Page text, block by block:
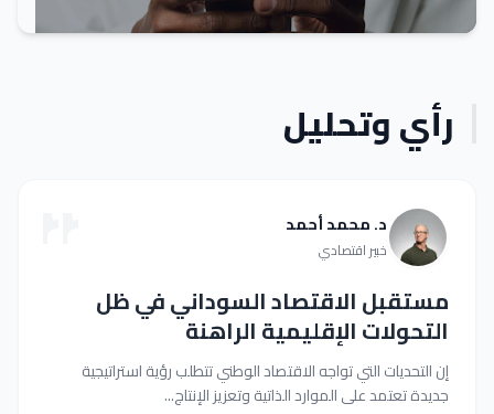
رأي وتحليل
د. محمد أحمد
خبير اقتصادي
مستقبل الاقتصاد السوداني في ظل
التحولات الإقليمية الراهنة
إن التحديات التي تواجه الاقتصاد الوطني تتطلب رؤية استراتيجية
جديدة تعتمد على الموارد الذاتية وتعزيز الإنتاج...